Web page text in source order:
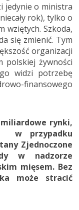
jedynie o ministra
rok), tylko o
wziętych. Szkoda,
się zmienić. Tym
organizacji
polskiej żywności
widzi potrzebę
finansowego
rynki,
w przypadku
Zjednoczone
w nadzorze
mięsem. Bez
może stracić